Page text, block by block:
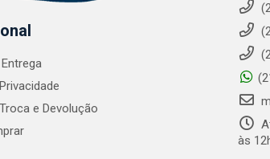
e Devolução
às